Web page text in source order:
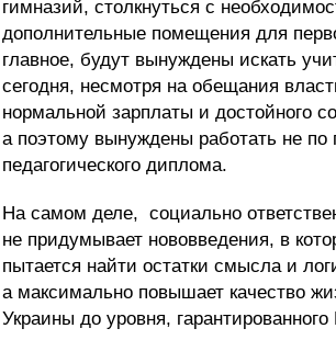
гимназий, столкнуться с
дополнительные помещения для
главное, будут вынуждены искать
сегодня, несмотря на обещания
нормальной зарплаты и достойного
а поэтому вынуждены работать не
педагогического диплома.
На самом деле, социально
не придумывает нововведения, в
пытается найти остатки смысла и
а максимально повышает качество
Украины до уровня,